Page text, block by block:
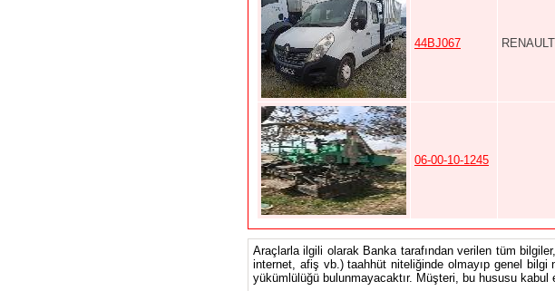
44BJ067 RENAULT
06-00-10-1245
Araçlarla ilgili olarak Banka tarafından verilen tüm
internet, afiş vb.) taahhüt niteliğinde olmayıp genel bilgi
yükümlülüğü bulunmayacaktır. Müşteri, bu hususu kabul